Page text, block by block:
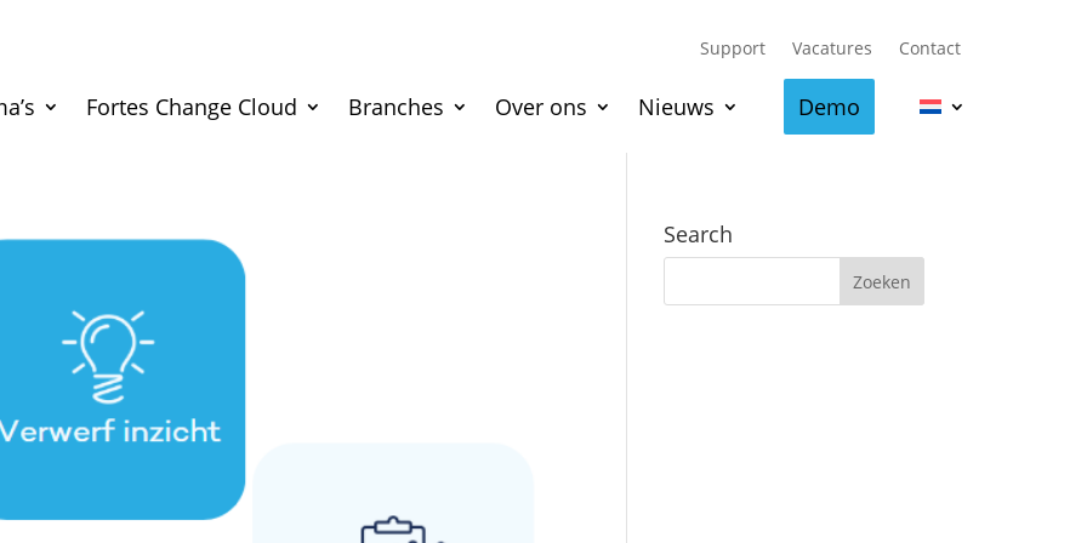
Support Vacatures Contact
Fortes Change Cloud Branches Over ons Nieuws Demo
Search